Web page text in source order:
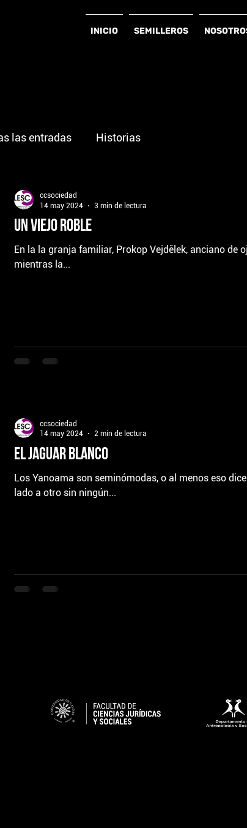
INICIO SEMILLEROS
las entradas Historias
Un viejo roble
En la la granja familiar, Prokop Vejdělek, anciano de
mientras la...
ccsociedad
14 may 2024
3 min de lectura
El jaguar blanco
Los Yanoama son seminómodas, o al menos eso
lado a otro sin ningún...
ccsociedad
14 may 2024
2 min de lectura